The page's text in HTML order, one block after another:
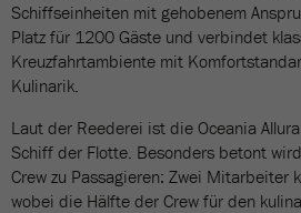
Schiffseinheiten mit gehobenem
Platz für 1200 Gäste und verbindet
Kreuzfahrtambiente mit
Kulinarik.
Laut der Reederei ist die Oceania
Schiff der Flotte. Besonders betont
Crew zu Passagieren: Zwei Mitarbeiter
wobei die Hälfte der Crew für den